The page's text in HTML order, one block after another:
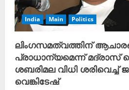
India Main Politics
ലിംഗസമത്വത്തിന്
പ്രാധാന്യമെന്ന് മദ്രാസ്
ശബരിമല വിധി ശരിവെച്ച്
വെങ്കിടേഷ്